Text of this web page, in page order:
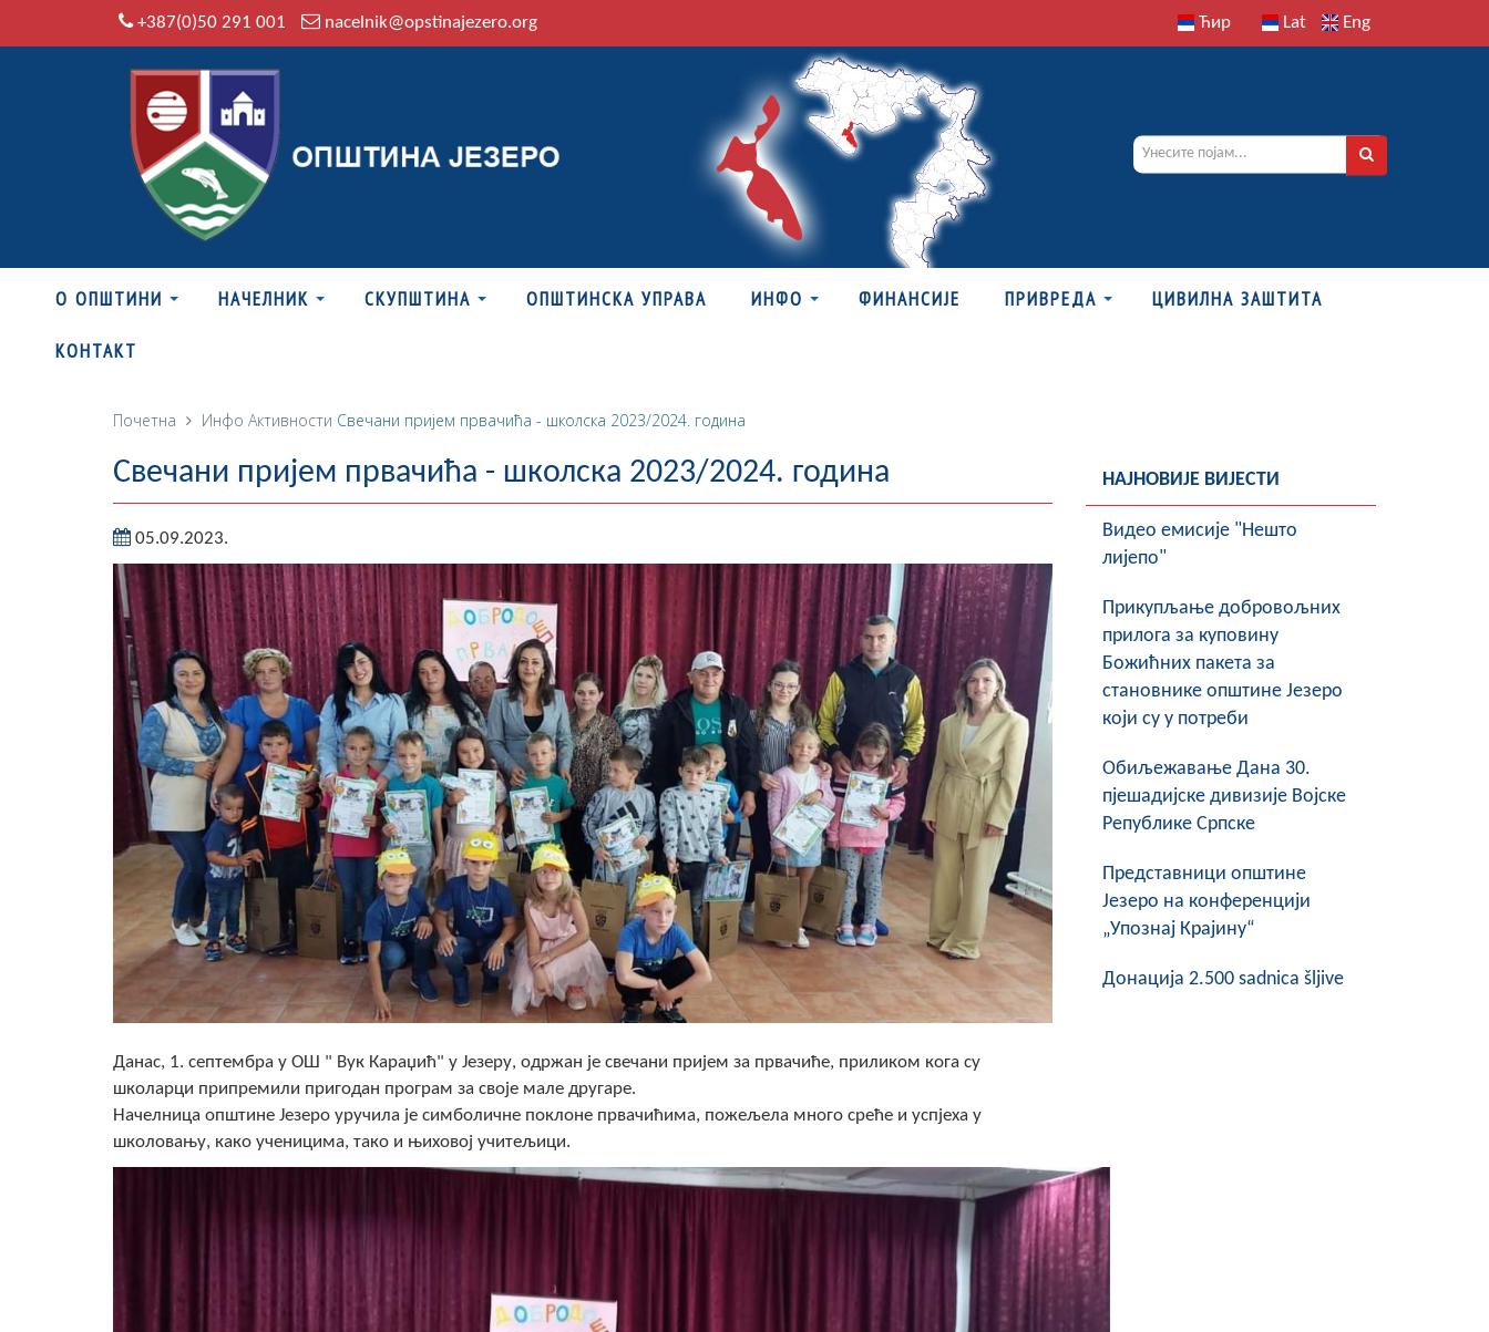
+387(0)50 291 001 nacelnik@opstinajezero.org Ћир Lat Eng
О ОПШТИНИ НАЧЕЛНИК СКУПШТИНА ОПШТИНСКА УПРАВА ИНФО ФИНАНСИЈЕ ПРИВРЕДА ЦИВИЛНА ЗАШТИТА
КОНТАКТ
Почетна Инфо Активности Свечани пријем првачића - школска 2023/2024. година
Свечани пријем првачића - школска 2023/2024. година
05.09.2023.
Данас, 1. септембра у ОШ " Вук Караџић" у Језеру, одржан је свечани пријем за првачиће, приликом кога су
школарци припремили пригодан програм за своје мале другаре.
Начелница општине Језеро уручила је симболичне поклоне првачићима, пожељела много среће и успјеха у
школовању, како ученицима, тако и њиховој учитељици.
НАЈНОВИЈЕ ВИЈЕСТИ
Видео емисије "Нешто
лијепо"
Прикупљање добровољних
прилога за куповину
Божићних пакета за
становнике општине Језеро
који су у потреби
Обиљежавање Данa 30.
пјешадијске дивизије Војске
Републике Српске
Представници општине
Језеро на конференцији
„Упознај Крајину“
Донација 2.500 sadnica šljive